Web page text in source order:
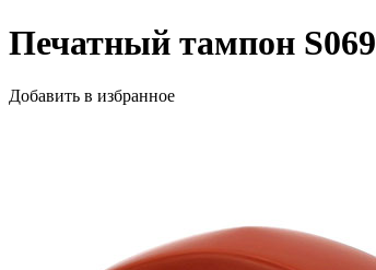
Печатный тампон S069
Добавить в избранное